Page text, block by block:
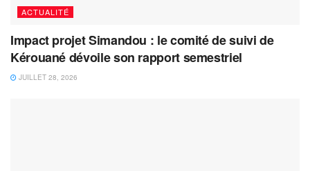
ACTUALITÉ
Impact projet Simandou : le comité de suivi de
Kérouané dévoile son rapport semestriel
JUILLET 28, 2026